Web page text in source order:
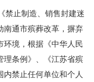
禁止制造、销售封建迷
南通市殡葬改革，摒弃
环境，根据《中华人民
理条例》、《江苏省殡
内禁止任何单位和个人